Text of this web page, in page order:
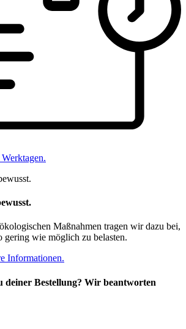
Maßnahmen tragen wir dazu bei,
wie möglich zu belasten.
Informationen.
deiner Bestellung? Wir beantworten